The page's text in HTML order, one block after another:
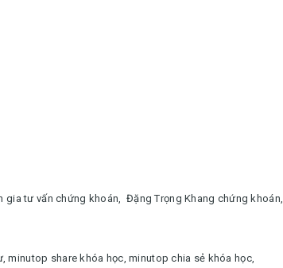
gia tư vấn chứng khoán, Đặng Trọng Khang chứng khoán,
,minutop share khóa học, minutop chia sẻ khóa học,